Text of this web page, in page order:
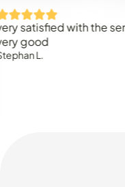
with the service